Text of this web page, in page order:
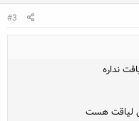
#3
نداره
لیاقت هست